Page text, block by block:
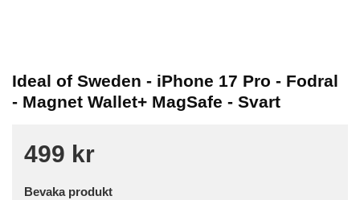
Ideal of Sweden - iPhone 17 Pro - Fodral
- Magnet Wallet+ MagSafe - Svart
499 kr
Bevaka produkt